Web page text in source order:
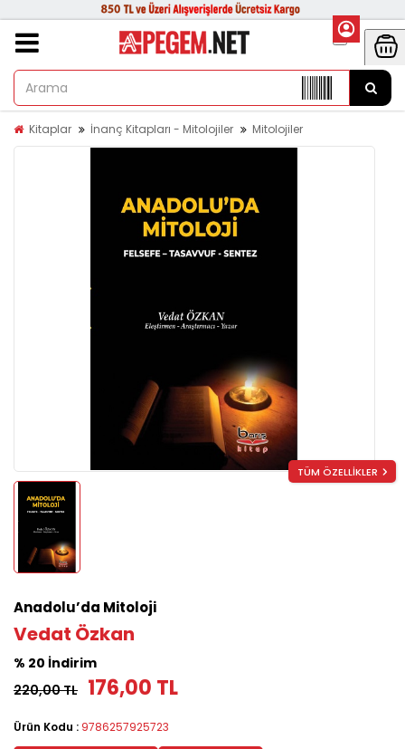
Kitaplar İnanç Kitapları - Mitolojiler Mitolojiler
TÜM ÖZELLİKLER
Anadolu’da Mitoloji
Vedat Özkan
% 20 İndirim
220,00 TL 176,00 TL
Ürün Kodu : 9786257925723